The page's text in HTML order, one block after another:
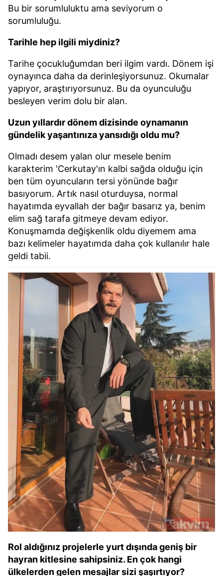
Bu bir sorumluluktu ama seviyorum o
sorumluluğu.
Tarihle hep ilgili miydiniz?
Tarihe çocukluğumdan beri ilgim vardı. Dönem işi
oynayınca daha da derinleşiyorsunuz. Okumalar
yapıyor, araştırıyorsunuz. Bu da oyunculuğu
besleyen verim dolu bir alan.
Uzun yıllardır dönem dizisinde oynamanın
gündelik yaşantınıza yansıdığı oldu mu?
Olmadı desem yalan olur mesele benim
karakterim 'Cerkutay'ın kalbi sağda olduğu için
ben tüm oyuncuların tersi yönünde bağır
basıyorum. Artık nasıl oturduysa, normal
hayatımda eyvallah der bağır basarız ya, benim
elim sağ tarafa gitmeye devam ediyor.
Konuşmamda değişkenlik oldu diyemem ama
bazı kelimeler hayatımda daha çok kullanılır hale
geldi tabii.
Rol aldığınız projelerle yurt dışında geniş bir
hayran kitlesine sahipsiniz. En çok hangi
ülkelerden gelen mesajlar sizi şaşırtıyor?